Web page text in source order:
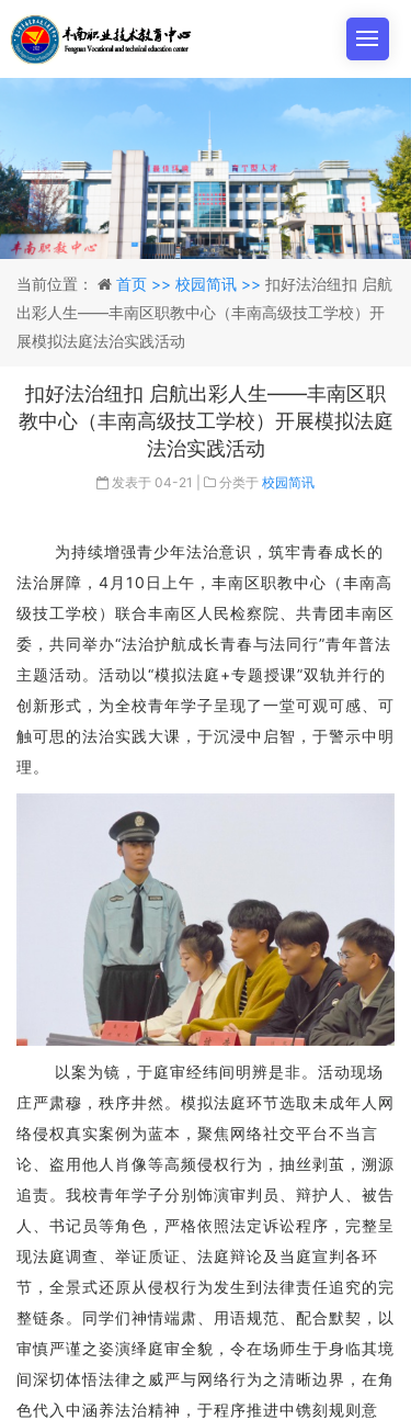
当前位置： 首页 >> 校园简讯 >> 扣好法治纽扣 启航
出彩人生——丰南区职教中心（丰南高级技工学校）开
展模拟法庭法治实践活动
扣好法治纽扣 启航出彩人生——丰南区职
教中心（丰南高级技工学校）开展模拟法庭
法治实践活动
发表于 04-21 分类于 校园简讯
为持续增强青少年法治意识，筑牢青春成长的
法治屏障，4月10日上午，丰南区职教中心（丰南高
级技工学校）联合丰南区人民检察院、共青团丰南区
委，共同举办“法治护航成长青春与法同行”青年普法
主题活动。活动以“模拟法庭+专题授课”双轨并行的
创新形式，为全校青年学子呈现了一堂可观可感、可
触可思的法治实践大课，于沉浸中启智，于警示中明
理。
以案为镜，于庭审经纬间明辨是非。活动现场
庄严肃穆，秩序井然。模拟法庭环节选取未成年人网
络侵权真实案例为蓝本，聚焦网络社交平台不当言
论、盗用他人肖像等高频侵权行为，抽丝剥茧，溯源
追责。我校青年学子分别饰演审判员、辩护人、被告
人、书记员等角色，严格依照法定诉讼程序，完整呈
现法庭调查、举证质证、法庭辩论及当庭宣判各环
节，全景式还原从侵权行为发生到法律责任追究的完
整链条。同学们神情端肃、用语规范、配合默契，以
审慎严谨之姿演绎庭审全貌，令在场师生于身临其境
间深切体悟法律之威严与网络行为之清晰边界，在角
色代入中涵养法治精神，于程序推进中镌刻规则意